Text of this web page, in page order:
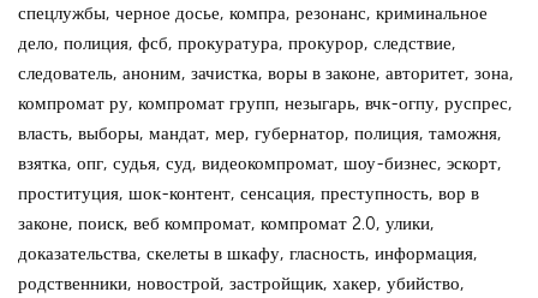
спецлужбы, черное досье, компра, резонанс, криминальное
дело, полиция, фсб, прокуратура, прокурор, следствие,
следователь, аноним, зачистка, воры в законе, авторитет, зона,
компромат ру, компромат групп, незыгарь, вчк-огпу, руспрес,
власть, выборы, мандат, мер, губернатор, полиция, таможня,
взятка, опг, судья, суд, видеокомпромат, шоу-бизнес, эскорт,
проституция, шок-контент, сенсация, преступность, вор в
законе, поиск, веб компромат, компромат 2.0, улики,
доказательства, скелеты в шкафу, гласность, информация,
родственники, новострой, застройщик, хакер, убийство,